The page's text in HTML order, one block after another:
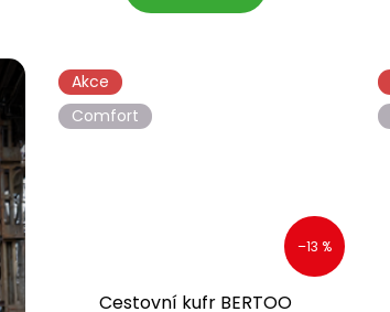
Akce
Comfort
–13 %
Cestovní kufr BERTOO